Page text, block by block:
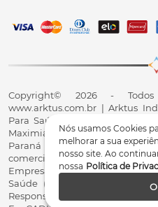
Nós usamos Cookies
melhorar a sua
nosso site. Ao
nossa Política de
Copyright© 2026 -
www.arktus.com.br | Arktus
Para Saúde Ltda | CNPJ:
Maximiano, 107, Parque
Paraná - CEP 85825-900 -
comercial@arktus.com.br |
Empresa - AFE/ANVISA -
Saúde (Correlatos): 8.02.844-5
Responsável Técnico Dr. Alex